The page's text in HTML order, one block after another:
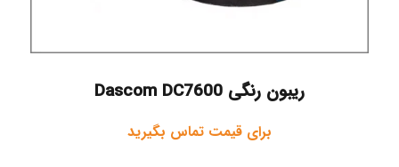
ریبون رنگی Dascom DC7600
برای قیمت تماس بگیرید